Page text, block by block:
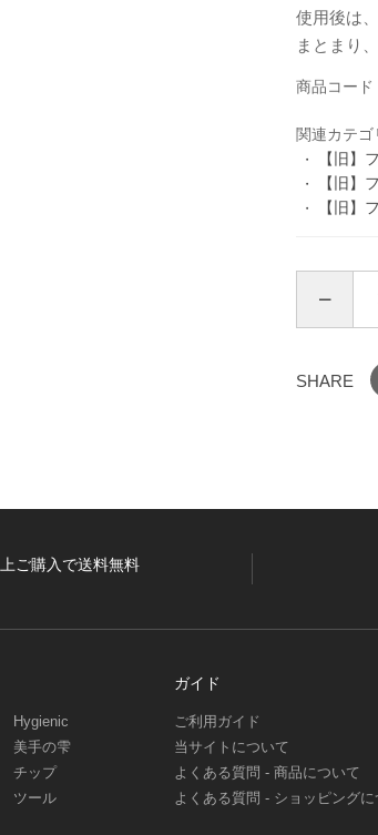
使用後は
まとまり
商品コード
関連カテゴ
【旧】
【旧】
【旧】
SHARE
ご購入で送料無料
Hygienic
美手の雫
チップ
ツール
ガイド
ご利用ガイド
当サイトについて
よくある質問 - 商品について
よくある質問 - ショッピングに